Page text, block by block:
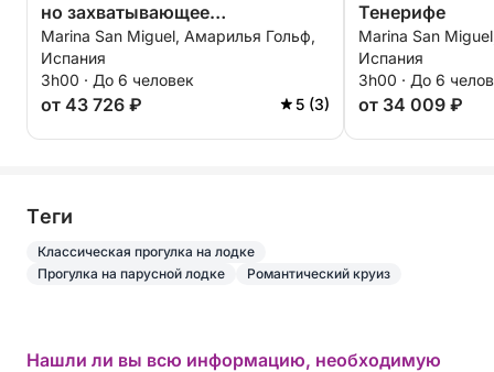
но захватывающее
приключение.
Marina San Miguel, Амарилья Гольф,
Испания
3h00 · До 6 человек
от 43 726 ₽ 5 (3)
Тенерифе
Marina San
Испания
3h00 · До 6
от 34 009 ₽
Tеги
Классическая прогулка на лодке
Прогулка на парусной лодке
Романтический круиз
Нашли ли вы всю информацию, необходимую